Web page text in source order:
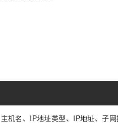
机名、IP地址类型、IP地址、子